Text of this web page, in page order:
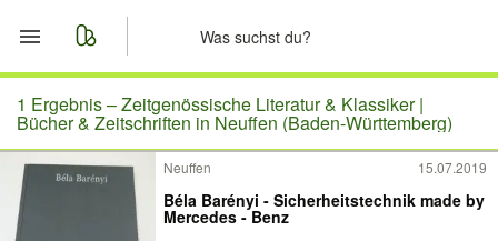
Start
Merkliste
Nachrichten
1 Ergebnis –Zeitgenössische Literatur & Klassiker |
Bücher & Zeitschriften in Neuffen (Baden-Württemberg)
Neuffen 15.07.2019
Béla Barényi - Sicherheitstechnik made by
Mercedes - Benz